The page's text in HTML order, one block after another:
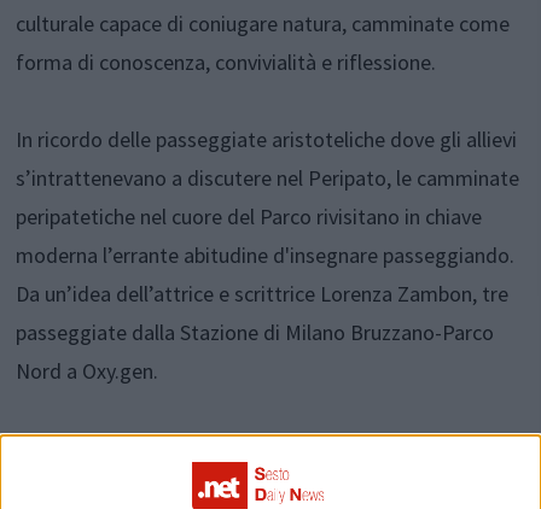
culturale capace di coniugare natura, camminate come
forma di conoscenza, convivialità e riflessione.
In ricordo delle passeggiate aristoteliche dove gli allievi
s’intrattenevano a discutere nel Peripato, le camminate
peripatetiche nel cuore del Parco rivisitano in chiave
moderna l’errante abitudine d'insegnare passeggiando.
Da un’idea dell’attrice e scrittrice Lorenza Zambon, tre
passeggiate dalla Stazione di Milano Bruzzano-Parco
Nord a Oxy.gen.
l’autore prosegue un momento di conversazione